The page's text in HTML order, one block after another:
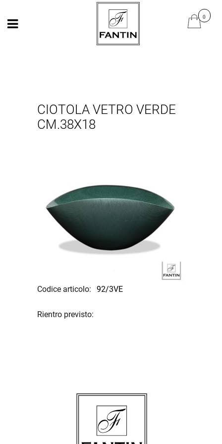
Open Open
CIOTOLA VETRO VERDE
CM.38X18
Codice articolo: 92/3VE
Rientro previsto: